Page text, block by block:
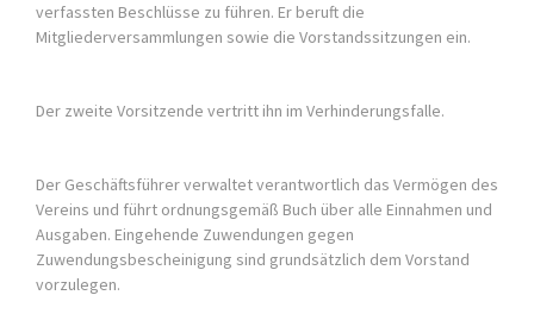
verfassten Beschlüsse zu führen. Er beruft die
Mitgliederversammlungen sowie die Vorstandssitzungen ein.
Der zweite Vorsitzende vertritt ihn im Verhinderungsfalle.
Der Geschäftsführer verwaltet verantwortlich das Vermögen des
Vereins und führt ordnungsgemäß Buch über alle Einnahmen und
Ausgaben. Eingehende Zuwendungen gegen
Zuwendungsbescheinigung sind grundsätzlich dem Vorstand
vorzulegen.